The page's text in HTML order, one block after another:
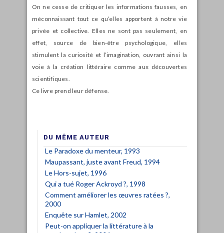
On ne cesse de critiquer les informations fausses, en
mécon­naissant tout ce qu’elles apportent à notre vie
privée et collective. Elles ne sont pas seulement, en
effet, source de bien-être psychologique, elles
stimulent la curiosité et l’imagination, ouvrant ainsi la
voie à la création littéraire comme aux découvertes
scientifiques.
Ce livre prend leur défense.
DU MÊME AUTEUR
Le Paradoxe du menteur, 1993
Maupassant, juste avant Freud, 1994
Le Hors-sujet, 1996
Qui a tué Roger Ackroyd ?, 1998
Comment améliorer les œuvres ratées ?,
2000
Enquête sur Hamlet, 2002
Peut-on appliquer la littérature à la